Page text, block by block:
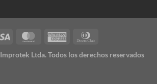
Improtek Ltda. Todos los derechos reservados